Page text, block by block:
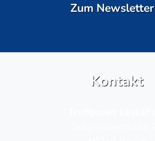
Zum Newsletter
Kontakt